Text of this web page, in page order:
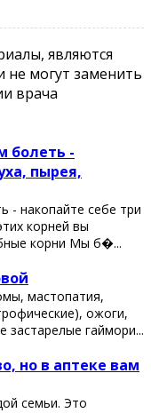
являются
могут заменить
врача
болеть -
пырея,
- накопайте себе три
корней вы
корни Мы б�...
мастопатия,
ожоги,
гаймори...
но в аптеке вам
семьи. Это